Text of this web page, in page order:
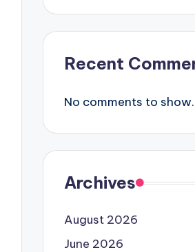
Recent
No comments to show.
Archives
August 2026
June 2026